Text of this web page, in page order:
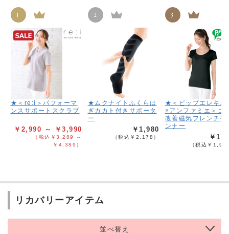
1
★＜re:i＞パフォーマ
ンスサポートスクラブ
￥2,990 ～ ￥3,990
（税込￥3,289 ～
￥4,389）
2
★ムクナイトふくらは
ぎカカト付きサポータ
ー
￥1,980
（税込￥2,178）
3
★＜ピップエレキバ
×アンファミエ＞コ
改善磁気フレンチ袖
ンナー
￥
（税込￥
リカバリーアイテム
並べ替え